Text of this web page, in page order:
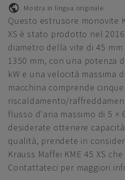
Mostra in lingua originale
Questo estrusore monovite
XS è stato prodotto nel
diametro della vite di 45
1350 mm, con una potenza
kW e una velocità massima
macchina comprende
riscaldamento/
flusso d'aria massimo di 5 ×
desiderate ottenere
qualità, prendete in
Krauss Maffei KME 45 XS
Contattateci per maggiori